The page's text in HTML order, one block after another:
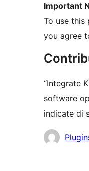
Important
To use this
you agree
“Integrate
software
indicate di